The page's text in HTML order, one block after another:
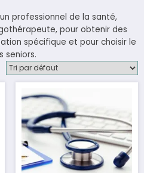
professionnel de la santé,
pour obtenir des
spécifique et pour choisir le
seniors.